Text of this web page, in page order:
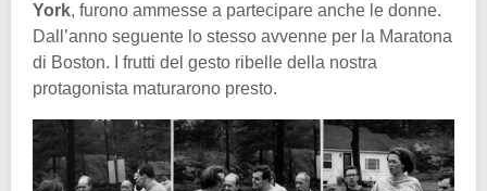
York, furono ammesse a partecipare anche le donne.
Dall’anno seguente lo stesso avvenne per la Maratona
di Boston. I frutti del gesto ribelle della nostra
protagonista maturarono presto.